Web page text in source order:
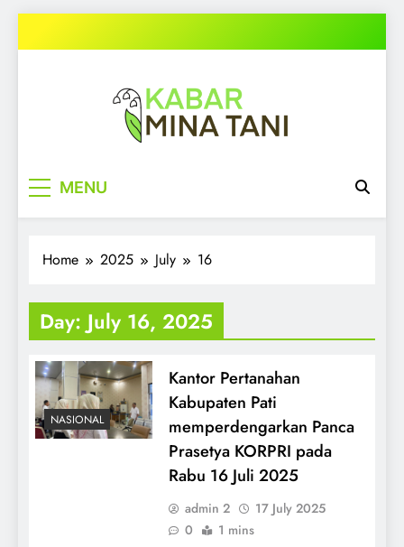
to
MENU
Home 2025 July 16
Day: July 16, 2025
NASIONAL
Kantor Pertanahan
Kabupaten Pati
memperdengarkan Panca
Prasetya KORPRI pada
Rabu 16 Juli 2025
admin 2
17 July 2025
0
1 mins